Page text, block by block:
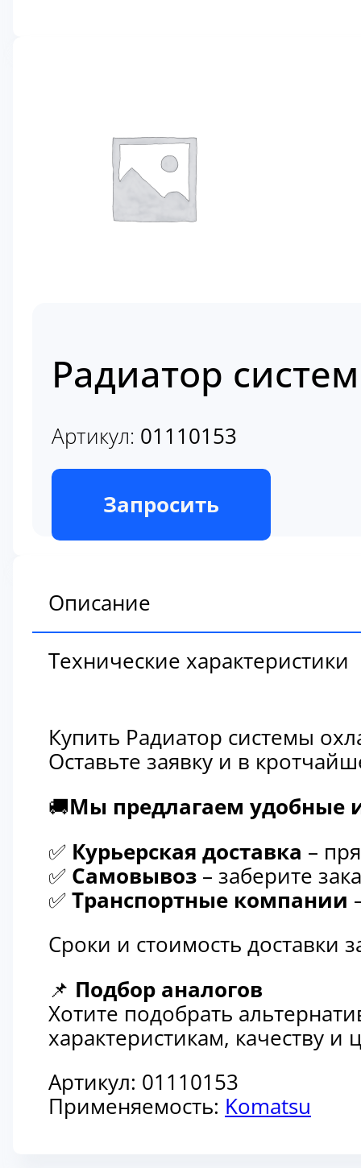
Радиатор
Артикул: 01110153
В наличии
Запросить
Описание
Технические характеристики
Купить Радиатор системы
Оставьте заявку и в
🚚Мы предлагаем удобные
✅ Курьерская доставка –
✅ Самовывоз – заберите
✅ Транспортные компании
Сроки и стоимость доставки
📌 Подбор аналогов
Хотите подобрать
характеристикам, качеству
Артикул: 01110153
Применяемость: Komatsu